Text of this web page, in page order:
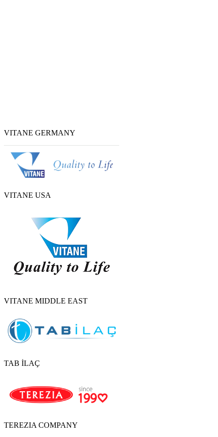
VITANE GERMANY
VITANE USA
VITANE MIDDLE EAST
TAB İLAÇ
TEREZIA COMPANY